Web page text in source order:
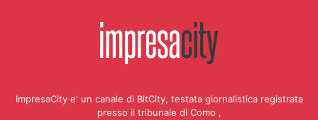
ImpresaCity e' un canale di BitCity, testata giornalistica registrata
presso il tribunale di Como ,